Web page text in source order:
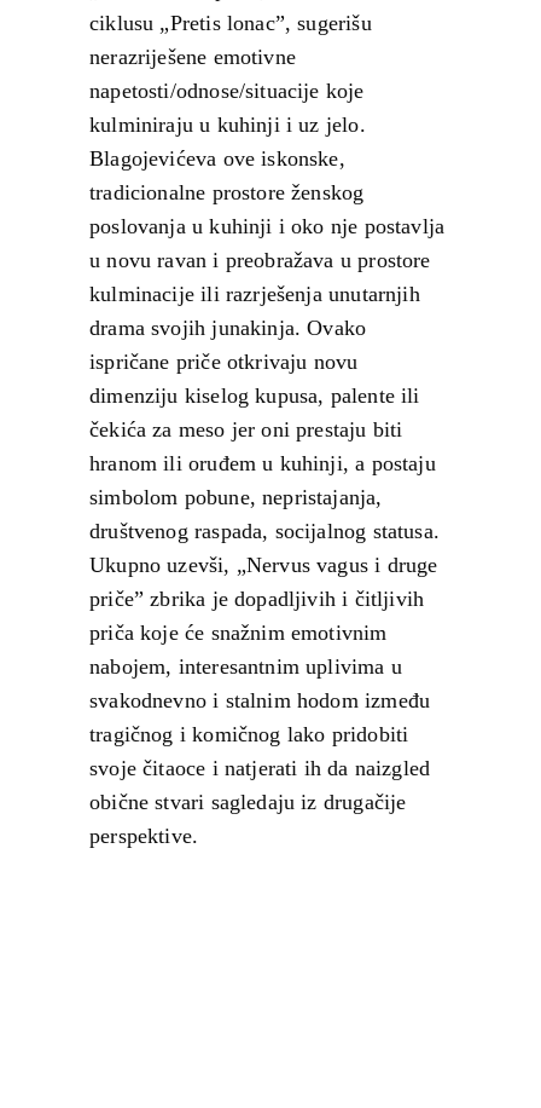
ciklusu „Pretis lonac”, sugerišu
nerazriješene emotivne
napetosti/odnose/situacije koje
kulminiraju u kuhinji i uz jelo.
Blagojevićeva ove iskonske,
tradicionalne prostore ženskog
poslovanja u kuhinji i oko nje postavlja
u novu ravan i preobražava u prostore
kulminacije ili razrješenja unutarnjih
drama svojih junakinja. Ovako
ispričane priče otkrivaju novu
dimenziju kiselog kupusa, palente ili
čekića za meso jer oni prestaju biti
hranom ili oruđem u kuhinji, a postaju
simbolom pobune, nepristajanja,
društvenog raspada, socijalnog statusa.
Ukupno uzevši, „Nervus vagus i druge
priče” zbrika je dopadljivih i čitljivih
priča koje će snažnim emotivnim
nabojem, interesantnim uplivima u
svakodnevno i stalnim hodom između
tragičnog i komičnog lako pridobiti
svoje čitaoce i natjerati ih da naizgled
obične stvari sagledaju iz drugačije
perspektive.